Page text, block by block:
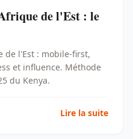
de l'Est : le
l'Est : mobile-first,
et influence. Méthode
du Kenya.
Lire la suite